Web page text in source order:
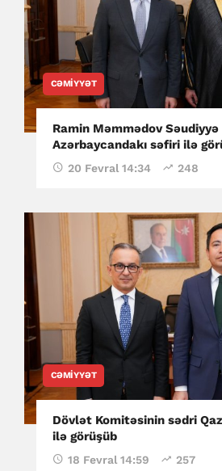
CƏMIYYƏT
Ramin Məmmədov Səudiyyə
Azərbaycandakı səfiri ilə
20 Fevral 14:34 248
CƏMIYYƏT
Dövlət Komitəsinin sədri
ilə görüşüb
18 Fevral 14:59 257